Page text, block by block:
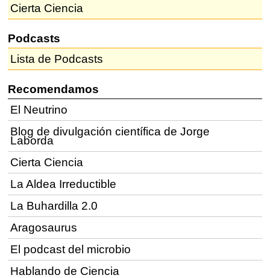
Cierta Ciencia
Podcasts
Lista de Podcasts
Recomendamos
El Neutrino
Blog de divulgación científica de Jorge
Laborda
Cierta Ciencia
La Aldea Irreductible
La Buhardilla 2.0
Aragosaurus
El podcast del microbio
Hablando de Ciencia